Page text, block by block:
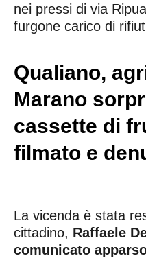
nei pressi di via
furgone carico di
Qualiano,
Marano
cassette di
filmato e
La vicenda è stata
cittadino, Raffaele
comunicato